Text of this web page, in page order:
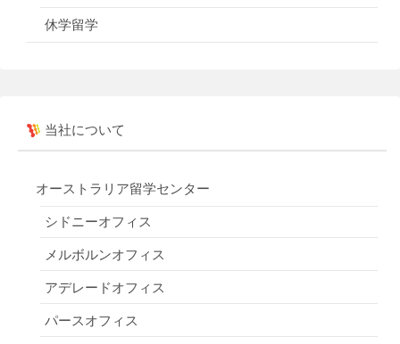
休学留学
当社について
オーストラリア留学センター
シドニーオフィス
メルボルンオフィス
アデレードオフィス
パースオフィス